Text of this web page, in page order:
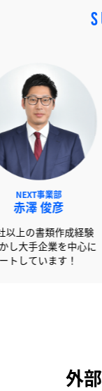
600社以上の書
を活かし大手
サポートしてい
だ
外